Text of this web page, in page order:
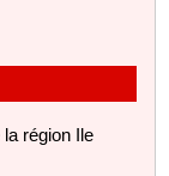
région Ile